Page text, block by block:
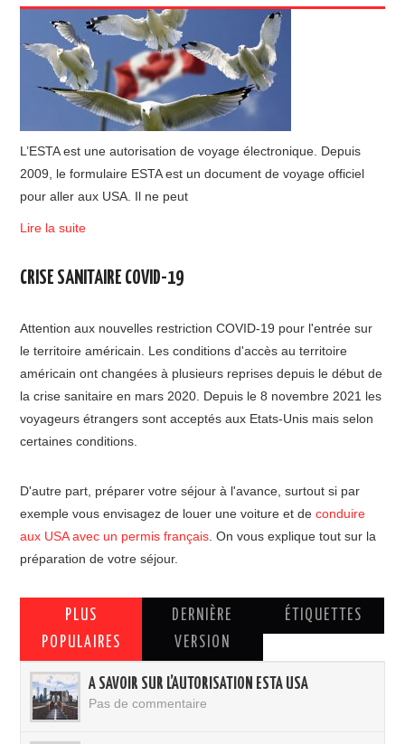
L’ESTA est une autorisation de voyage électronique. Depuis
2009, le formulaire ESTA est un document de voyage officiel
pour aller aux USA. Il ne peut
Lire la suite
CRISE SANITAIRE COVID-19
Attention aux nouvelles restriction COVID-19 pour l'entrée sur
le territoire américain. Les conditions d'accès au territoire
américain ont changées à plusieurs reprises depuis le début de
la crise sanitaire en mars 2020. Depuis le 8 novembre 2021 les
voyageurs étrangers sont acceptés aux Etats-Unis mais selon
certaines conditions.
D'autre part, préparer votre séjour à l'avance, surtout si par
exemple vous envisagez de louer une voiture et deconduire
aux USA avec un permis français . On vous explique tout sur la
préparation de votre séjour.
PLUS
POPULAIRES
DERNIÈRE
VERSION
ÉTIQUETTES
A SAVOIR SUR L’AUTORISATION ESTA USA
Pas de commentaire